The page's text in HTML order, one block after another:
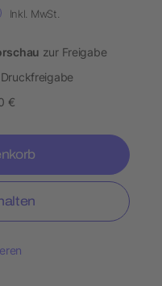
Inkl. MwSt.
zur Freigabe
€